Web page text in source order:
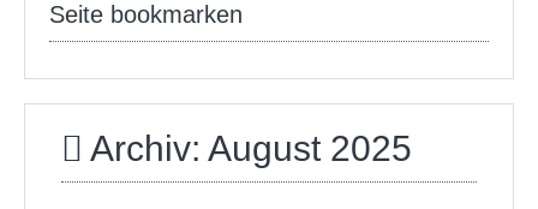
Seite bookmarken
Archiv: August 2025